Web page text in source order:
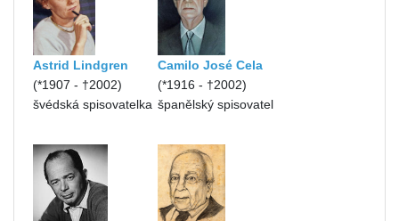
Astrid Lindgren
(*1907 - †2002)
švédská spisovatelka
Camilo José Cela
(*1916 - †2002)
španělský spisovatel